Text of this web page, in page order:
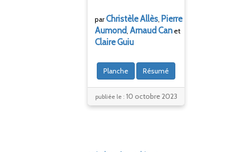
parChristèleAllès, Pierre
Aumond, Arnaud Canet
Claire Guiu
Planche Résumé
publiée le : 10 octobre 2023